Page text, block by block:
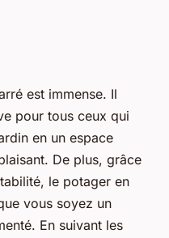
est immense. Il
pour tous ceux qui
en un espace
De plus, grâce
le potager en
vous soyez un
En suivant les